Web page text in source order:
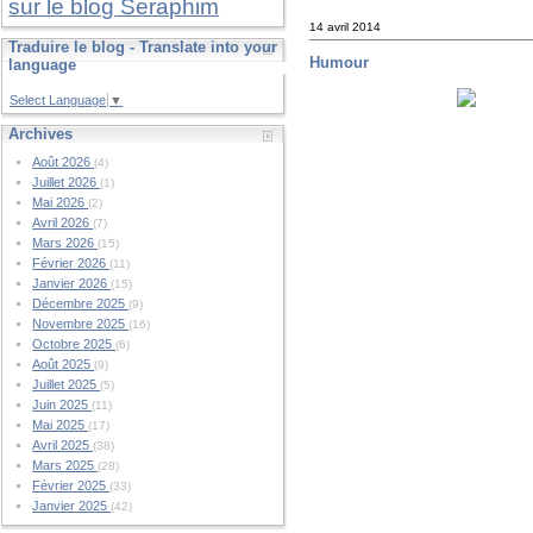
sur le blog Seraphim
Traduire le blog - Translate into your
language
Select Language ▼
Archives
Août 2026(4)
Juillet 2026(1)
Mai 2026(2)
Avril 2026(7)
Mars 2026(15)
Février 2026(11)
Janvier 2026(15)
Décembre 2025(9)
Novembre 2025(16)
Octobre 2025(6)
Août 2025(9)
Juillet 2025(5)
Juin 2025(11)
Mai 2025(17)
Avril 2025(38)
Mars 2025(28)
Février 2025(33)
Janvier 2025(42)
14 avril 2014
Humour